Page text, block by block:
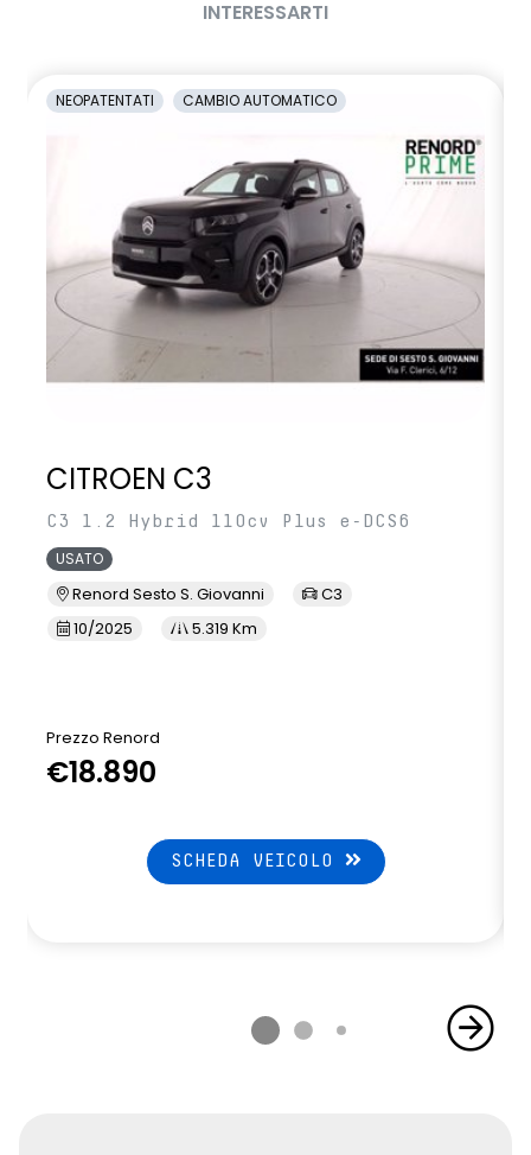
INTERESSARTI
NEOPATENTATI CAMBIO AUTOMATICO
CITROEN C3
C3 1.2 Hybrid 110cv Plus e-DCS6
USATO
Renord Sesto S. Giovanni
C3
10/2025
5.319 Km
Prezzo Renord
€18.890
SCHEDA VEICOLO